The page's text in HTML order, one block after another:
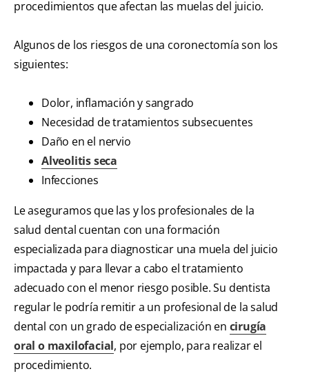
procedimientos que afectan las muelas del juicio.
Algunos de los riesgos de una coronectomía son los
siguientes:
Dolor, inflamación y sangrado
Necesidad de tratamientos subsecuentes
Daño en el nervio
Alveolitis seca
Infecciones
Le aseguramos que las y los profesionales de la
salud dental cuentan con una formación
especializada para diagnosticar una muela del juicio
impactada y para llevar a cabo el tratamiento
adecuado con el menor riesgo posible. Su dentista
regular le podría remitir a un profesional de la salud
dental con un grado de especialización en cirugía
oral o maxilofacial, por ejemplo, para realizar el
procedimiento.